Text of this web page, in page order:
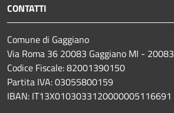
CONTATTI
Comune di Gaggiano
Via Roma 36 20083 Gaggiano MI - 20083
Codice Fiscale: 82001390150
Partita IVA: 03055800159
IBAN: IT13X0103033120000005116691